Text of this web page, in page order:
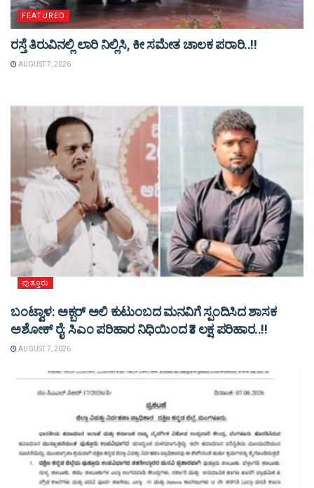
FEATURED
ರಸ್ತೆ ತಿರುವಿನಲ್ಲಿ ಲಾರಿ ನಿಲ್ಲಿಸಿ, ಕೀ ಸಮೇತ ಚಾಲಕ ಪರಾರಿ..!!
AUGUST 7, 2026
ಪುತ್ತೂರು
ಬಂಟ್ವಾಳ: ಅಕ್ಬರ್ ಅಲಿ ಕುಟುಂಬದ ಮನವಿಗೆ ಸ್ಪಂದಿಸಿದ ಶಾಸಕ
ಅಶೋಕ್ ರೈ: ಸಿಎಂ ಪರಿಹಾರ ನಿಧಿಯಿಂದ ₹3 ಲಕ್ಷ ಪರಿಹಾರ..!!
AUGUST 7, 2026